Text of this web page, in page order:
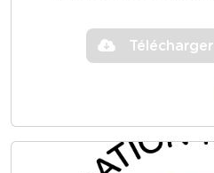
Télécharger